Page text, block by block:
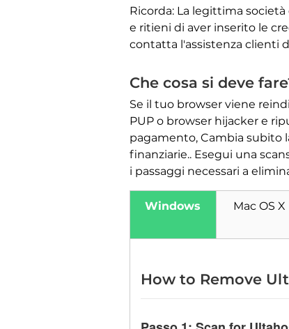
Ricorda: La legittima
e ritieni di aver inserito le
contatta l'assistenza clienti
Che cosa si deve
Se il tuo browser viene
PUP o browser hijacker e
pagamento, Cambia subito
finanziarie.. Esegui una
i passaggi necessari a
Windows Mac OS X
How to Remove